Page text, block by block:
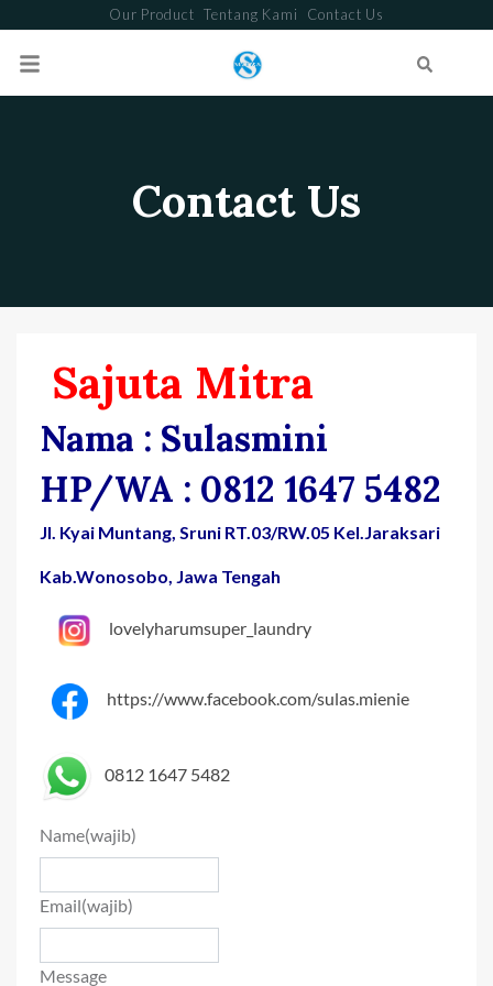
Our Product Tentang Kami Contact Us
Contact Us
Sajuta Mitra
Nama : Sulasmini
HP/WA : 0812 1647 5482
Jl. Kyai Muntang, Sruni RT.03/RW.05 Kel.Jaraksari
Kab.Wonosobo, Jawa Tengah
lovelyharumsuper_laundry
https://www.facebook.com/sulas.mienie
0812 1647 5482
Name(wajib)
Email(wajib)
Message